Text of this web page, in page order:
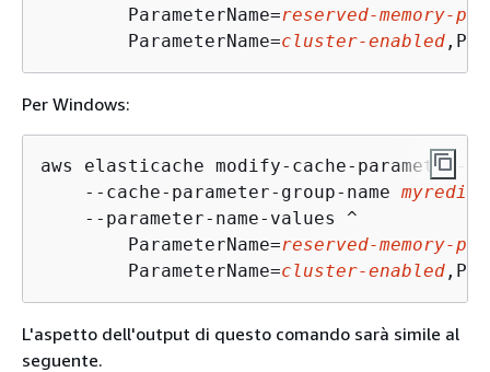
        ParameterName=
reserved-memory-
        ParameterName=
cluster-enabled
Per Windows:
aws elasticache modify-cache-parameter-
    --cache-parameter-group-name
    --parameter-name-values ^
        ParameterName=
reserved-memory-
        ParameterName=
cluster-enabled
L'aspetto dell'output di questo comando sarà simile al
seguente.